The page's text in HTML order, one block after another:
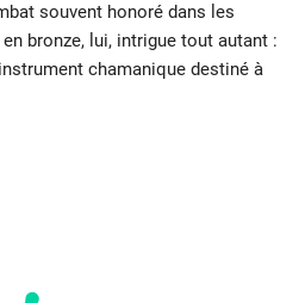
souvent honoré dans les
bronze, lui, intrigue tout autant :
chamanique destiné à